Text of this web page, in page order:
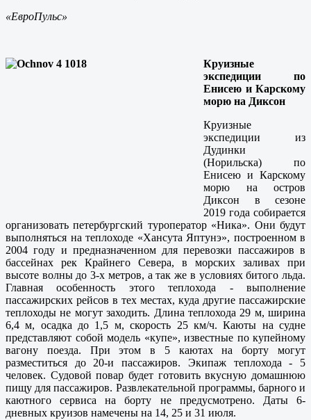
«ЕвроПульс»
Круизные
экспедиции по
Енисею и Карскому
морю на Диксон
Круизные
экспедиции из
Дудинки
(Норильска) по
Енисею и Карскому
морю на остров
Диксон в сезоне
2019 года собирается
организовать петербургский туроператор «Ника». Они будут
выполняться на теплоходе «Хансута Яптунэ», построенном в
2004 году и предназначенном для перевозки пассажиров в
бассейнах рек Крайнего Севера, в морских заливах при
высоте волны до 3-х метров, а так же в условиях битого льда.
Главная особенность этого теплохода - выполнение
пассажирских рейсов в тех местах, куда другие пассажирские
теплоходы не могут заходить. Длина теплохода 29 м, ширина
6,4 м, осадка до 1,5 м, скорость 25 км/ч. Каюты на судне
представляют собой модель «купе», известные по купейному
вагону поезда. При этом в 5 каютах на борту могут
разместиться до 20-и пассажиров. Экипаж теплохода - 5
человек. Судовой повар будет готовить вкусную домашнюю
пищу для пассажиров. Развлекательной программы, барного и
каютного сервиса на борту не предусмотрено. Даты 6-
дневных круизов намечены на 14, 25 и 31 июля.